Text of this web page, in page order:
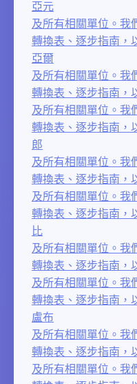
亞元
及所有相關單位。我
轉換表、逐步指南，
亞爾
及所有相關單位。我
轉換表、逐步指南，
及所有相關單位。我
轉換表、逐步指南，
郎
及所有相關單位。我
轉換表、逐步指南，
及所有相關單位。我
轉換表、逐步指南，
比
及所有相關單位。我
轉換表、逐步指南，
及所有相關單位。我
轉換表、逐步指南，
盧布
及所有相關單位。我
轉換表、逐步指南，
及所有相關單位。我